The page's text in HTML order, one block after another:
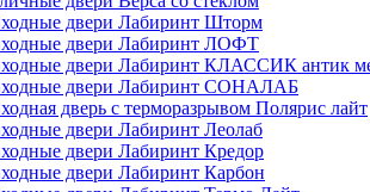
двери Лабиринт Шторм
двери Лабиринт ЛОФТ
двери Лабиринт КЛАССИК антик
двери Лабиринт СОНАЛАБ
дверь с терморазрывом Полярис лайт
двери Лабиринт Леолаб
двери Лабиринт Кредор
двери Лабиринт Карбон